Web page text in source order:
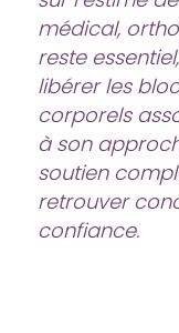
médical,
reste
libérer les
corporels
à son
soutien
retrouver
confiance.